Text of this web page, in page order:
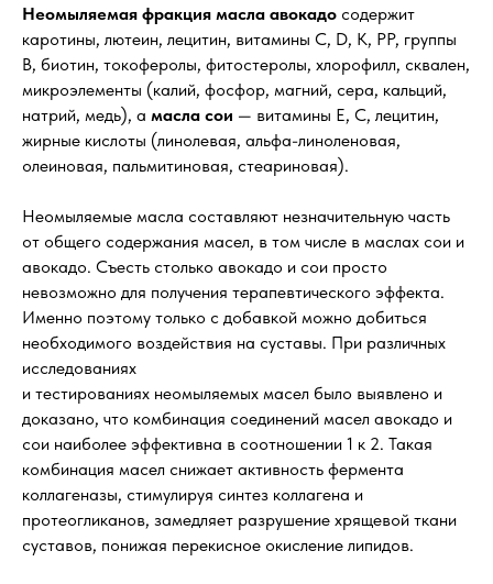
Неомыляемая фракция масла авокадо содержит
каротины, лютеин, лецитин, витамины C, D, K, PP, группы
B, биотин, токоферолы, фитостеролы, хлорофилл, сквален,
микроэлементы (калий, фосфор, магний, сера, кальций,
натрий, медь), а масла сои — витамины Е, С, лецитин,
жирные кислоты (линолевая, альфа-линоленовая,
олеиновая, пальмитиновая, стеариновая).
Неомыляемые масла составляют незначительную часть
от общего содержания масел, в том числе в маслах сои и
авокадо. Съесть столько авокадо и сои просто
невозможно для получения терапевтического эффекта.
Именно поэтому только с добавкой можно добиться
необходимого воздействия на суставы. При различных
исследованиях
и тестированиях неомыляемых масел было выявлено и
доказано, что комбинация соединений масел авокадо и
сои наиболее эффективна в соотношении 1 к 2. Такая
комбинация масел снижает активность фермента
коллагеназы, стимулируя синтез коллагена и
протеогликанов, замедляет разрушение хрящевой ткани
суставов, понижая перекисное окисление липидов.